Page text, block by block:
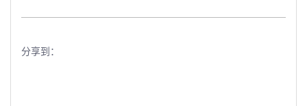
分享到：